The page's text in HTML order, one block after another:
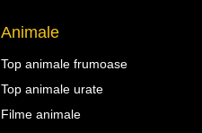
Animale
Top animale frumoase
Top animale urate
Filme animale